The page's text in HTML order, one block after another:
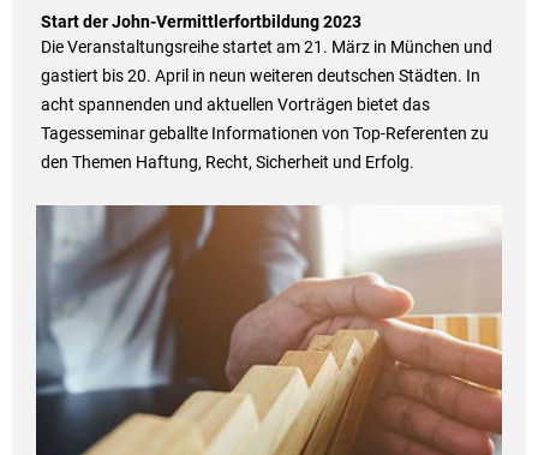
Start der John-Vermittlerfortbildung 2023
Die Veranstaltungsreihe startet am 21. März in München und
gastiert bis 20. April in neun weiteren deutschen Städten. In
acht spannenden und aktuellen Vorträgen bietet das
Tagesseminar geballte Informationen von Top-Referenten zu
den Themen Haftung, Recht, Sicherheit und Erfolg.